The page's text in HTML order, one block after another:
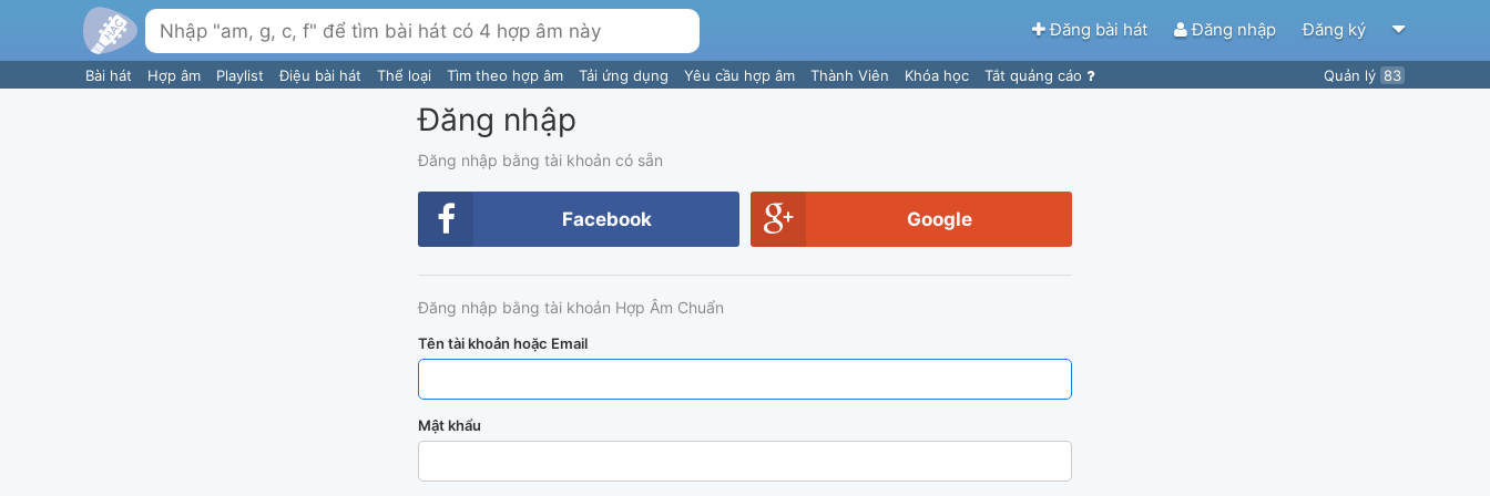
Đăng bài hát Đăng nhập Đăng ký
Bài hát Hợp âm Playlist Điệu bài hát Thể loại Tìm theo hợp âm Tải ứng dụng Yêu cầu hợp âm Thành Viên Khóa học Tắt quảng cáo Quản lý 83
Đăng nhập
Đăng nhập bằng tài khoản có sẵn
Facebook Google
Đăng nhập bằng tài khoản Hợp Âm Chuẩn
Tên tài khoản hoặc Email
Mật khẩu